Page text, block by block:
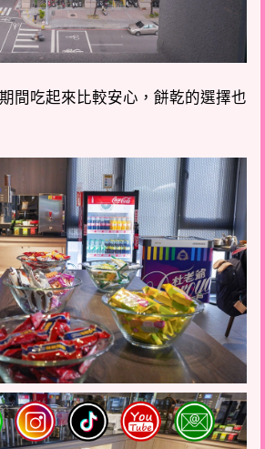
間吃起來比較安心，餅乾的選擇也